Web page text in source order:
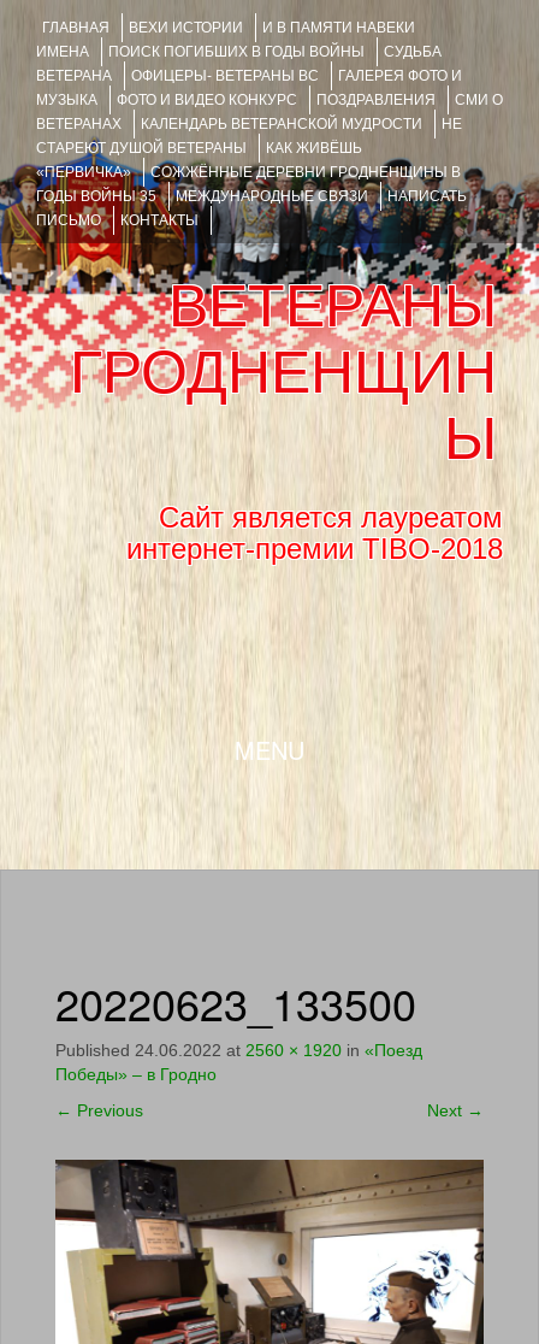
ГЛАВНАЯ ВЕХИ ИСТОРИИ
И В ПАМЯТИ НАВЕКИ
ИМЕНА
ПОИСК ПОГИБШИХ В ГОДЫ ВОЙНЫ
СУДЬБА
ВЕТЕРАНА
ОФИЦЕРЫ- ВЕТЕРАНЫ ВС
ГАЛЕРЕЯ ФОТО И
МУЗЫКА
ФОТО И ВИДЕО КОНКУРС ПОЗДРАВЛЕНИЯ
СМИ О
ВЕТЕРАНАХ
КАЛЕНДАРЬ ВЕТЕРАНСКОЙ МУДРОСТИ
НЕ
СТАРЕЮТ ДУШОЙ ВЕТЕРАНЫ
КАК ЖИВЁШЬ
«ПЕРВИЧКА»
СОЖЖЁННЫЕ ДЕРЕВНИ ГРОДНЕНЩИНЫ В
ГОДЫ ВОЙНЫ 35
МЕЖДУНАРОДНЫЕ СВЯЗИ
НАПИСАТЬ
ПИСЬМО
КОНТАКТЫ
ВЕТЕРАНЫ
ГРОДНЕНЩИН
Ы
Сайт является лауреатом
интернет-премии TIBO-2018
MENU
20220623_133500
Published 24.06.2022 at 2560 × 1920 in «Поезд
Победы» – в Гродно
← Previous Next →